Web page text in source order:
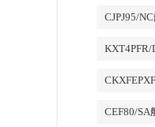
CJPJ95/
CEF80/SA